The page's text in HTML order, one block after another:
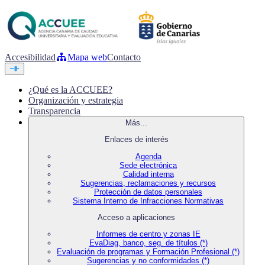
Accesibilidad Mapa webContacto
¿Qué es la ACCUEE?
Organización y estrategia
Transparencia
Más...
Enlaces de interés
Agenda
Sede electrónica
Calidad interna
Sugerencias, reclamaciones y recursos
Protección de datos personales
Sistema Interno de Infracciones Normativas
Acceso a aplicaciones
Informes de centro y zonas IE
EvaDiag, banco, seg. de títulos (*)
Evaluación de programas y Formación Profesional (*)
Sugerencias y no conformidades (*)